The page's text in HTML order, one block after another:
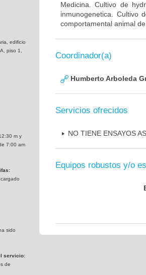
edificio
piso 1,
m y
7:00 am
sido
servicio:
de
Medicina. Cultivo de
inmunogenetica. Cultivo
comportamental animal
Coordinador(a)
Humberto Arboleda
Servicios ofrecidos
NO TIENE ENSAYOS
Equipos robustos y/o